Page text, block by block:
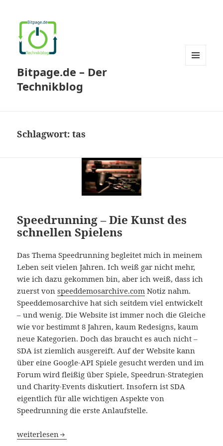
Bitpage.de – Der
Technikblog
Schlagwort:tas
Speedrunning – Die Kunst des
schnellen Spielens
Das Thema Speedrunning begleitet mich in meinem
Leben seit vielen Jahren. Ich weiß gar nicht mehr,
wie ich dazu gekommen bin, aber ich weiß, dass ich
zuerst vonspeeddemosarchive.com Notiz nahm.
Speeddemosarchive hat sich seitdem viel entwickelt
– und wenig. Die Website ist immer noch die Gleiche
wie vor bestimmt 8 Jahren, kaum Redesigns, kaum
neue Kategorien. Doch das braucht es auch nicht –
SDA ist ziemlich ausgereift. Auf der Website kann
über eine Google-API Spiele gesucht werden und im
Forum wird fleißig über Spiele, Speedrun-Strategien
und Charity-Events diskutiert. Insofern ist SDA
eigentlich für alle wichtigen Aspekte von
Speedrunning die erste Anlaufstelle.
Speedrunning – Die Kunst des schnellen Spielens
weiterlesen